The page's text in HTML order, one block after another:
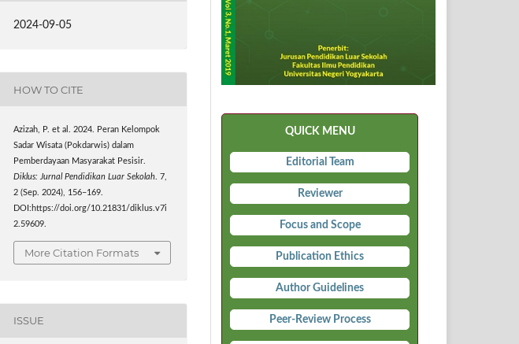
2024-09-05
HOW TO CITE
Azizah, P. et al. 2024. Peran Kelompok
Sadar Wisata (Pokdarwis) dalam
Pemberdayaan Masyarakat Pesisir.
Diklus: Jurnal Pendidikan Luar Sekolah. 7,
2 (Sep. 2024), 156–169.
DOI:https://doi.org/10.21831/diklus.v7i
2.59609.
More Citation Formats
ISSUE
QUICK MENU
Editorial Team
Reviewer
Focus and Scope
Publication Ethics
Author Guidelines
Peer-Review Process